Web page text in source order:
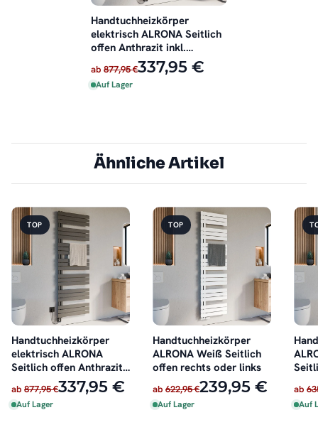
Handtuchheizkörper
elektrisch ALRONA Seitlich
offen Anthrazit inkl.
ab 877,95 €337,95 €
Auf Lager
Ähnliche Artikel
TOP
Handtuchheizkörper
elektrisch ALRONA
Seitlich offen Anthrazit
inkl. Heizstab
ab 877,95 €337,95 €
Auf Lager
TOP
Handtuchheizkörper
ALRONA Weiß Seitlich
offen rechts oder links
ab 622,95 €239,95 €
Auf Lager
ab
Auf